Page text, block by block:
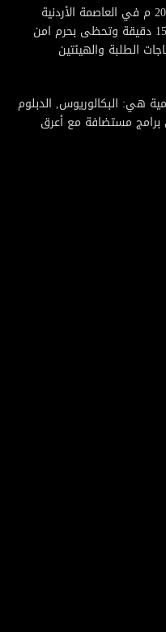
تأسست جامعة الشرق الأوسط عام 2005 م في العاصمة الأردنية
عمان, وتبعد عن مركز المدينة ما يقرب 15 دقيقة وتحظى بحرم امن
الطلبة والهيئتين
و 3 برامج أكاديمية هي: البكالوريوس, الدبلوم
برامج مستضافة مع أعرق